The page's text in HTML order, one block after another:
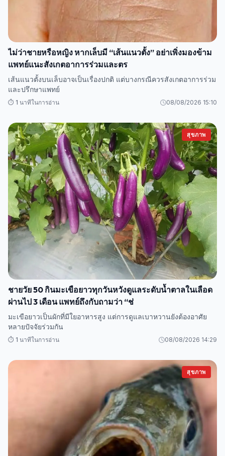
ไม่ว่าชายหรือหญิง หากเล็บมี “เส้นแนวตั้ง” อย่าเพิ่งมองข้าม
แพทย์แนะสังเกตอาการร่วมและตร
เส้นแนวตั้งบนเล็บอาจเป็นเรื่องปกติ แต่บางกรณีควรสังเกตอาการร่วม
และปรึกษาแพทย์
⏱️ 1 นาทีในการอ่าน 08/08/2026 15:10
สุขภาพ
ชายวัย 50 กินมะเขือยาวทุกวันหวังดูแลระดับน้ำตาลในเลือด
ผ่านไป 3 เดือน แพทย์ถึงกับถามว่า “ช่
มะเขือยาวเป็นผักที่มีใยอาหารสูง แต่การดูแลเบาหวานยังต้องอาศัย
หลายปัจจัยร่วมกัน
⏱️ 1 นาทีในการอ่าน 08/08/2026 14:29
สุขภาพ